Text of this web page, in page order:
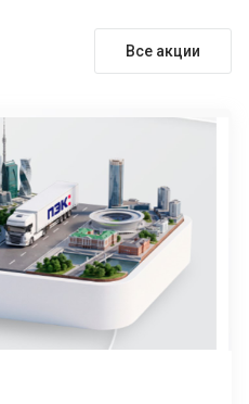
Все акции